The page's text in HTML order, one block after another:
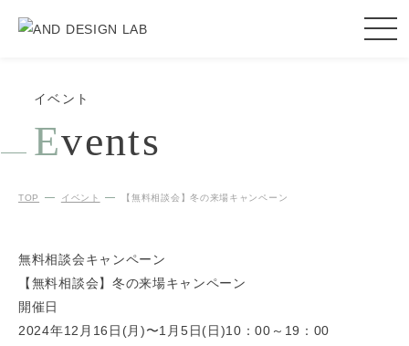
イベント
Events
TOP イベント 【無料相談会】冬の来場キャンペーン
無料相談会キャンペーン
【無料相談会】冬の来場キャンペーン
開催日
2024年12月16日(月)〜1月5日(日)10：00～19：00